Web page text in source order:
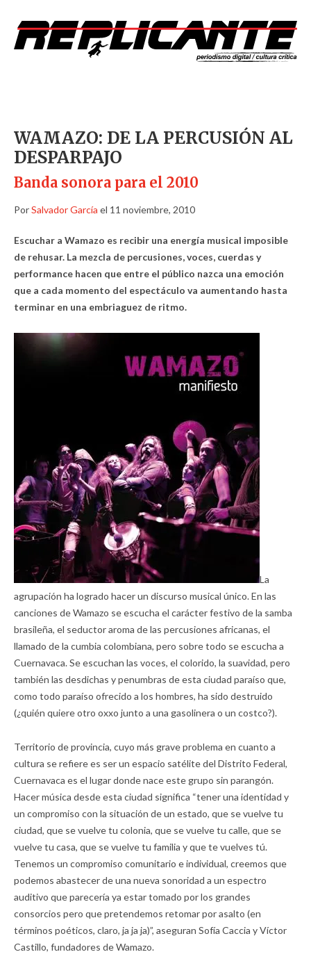
WAMAZO: DE LA PERCUSIÓN AL
DESPARPAJO
Banda sonora para el 2010
PorSalvador García el 11 noviembre, 2010
Escuchar a Wamazo es recibir una energía musical imposible
de rehusar. La mezcla de percusiones, voces, cuerdas y
performance hacen que entre el público nazca una emoción
que a cada momento del espectáculo va aumentando hasta
terminar en una embriaguez de ritmo.
La
agrupación ha logrado hacer un discurso musical único. En las
canciones de Wamazo se escucha el carácter festivo de la samba
brasileña, el seductor aroma de las percusiones africanas, el
llamado de la cumbia colombiana, pero sobre todo se escucha a
Cuernavaca. Se escuchan las voces, el colorido, la suavidad, pero
también las desdichas y penumbras de esta ciudad paraíso que,
como todo paraíso ofrecido a los hombres, ha sido destruido
(¿quién quiere otro oxxo junto a una gasolinera o un costco?).
Territorio de provincia, cuyo más grave problema en cuanto a
cultura se refiere es ser un espacio satélite del Distrito Federal,
Cuernavaca es el lugar donde nace este grupo sin parangón.
Hacer música desde esta ciudad significa “tener una identidad y
un compromiso con la situación de un estado, que se vuelve tu
ciudad, que se vuelve tu colonia, que se vuelve tu calle, que se
vuelve tu casa, que se vuelve tu familia y que te vuelves tú.
Tenemos un compromiso comunitario e individual, creemos que
podemos abastecer de una nueva sonoridad a un espectro
auditivo que parecería ya estar tomado por los grandes
consorcios pero que pretendemos retomar por asalto (en
términos poéticos, claro, ja ja ja)”, aseguran Sofía Caccia y Víctor
Castillo, fundadores de Wamazo.